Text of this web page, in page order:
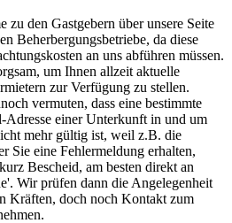
den Gastgebern über unsere Seite
Beherbergungsbetriebe, da diese
an uns abführen müssen.
um Ihnen allzeit aktuelle
zur Verfügung zu stellen.
vermuten, dass eine bestimmte
einer Unterkunft in und um
mehr gültig ist, weil z.B. die
Sie eine Fehlermeldung erhalten,
Bescheid, am besten direkt an
Wir prüfen dann die Angelegenheit
Kräften, doch noch Kontakt zum